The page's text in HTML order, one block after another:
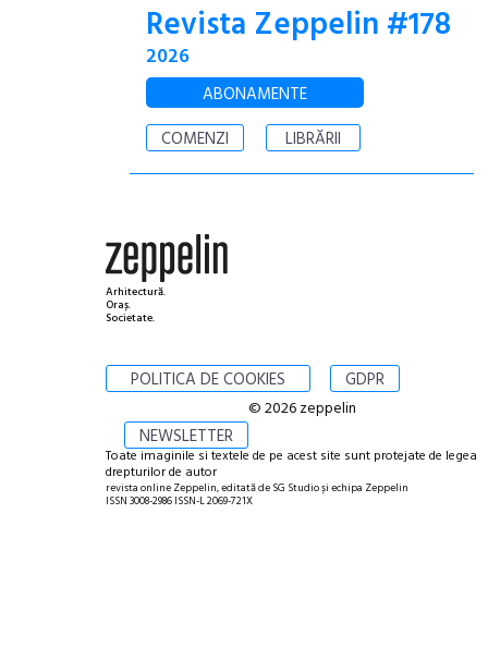
Revista Zeppelin #178
2026
ABONAMENTE
COMENZI
LIBRĂRII
Arhitectură.
Oraș.
Societate.
POLITICA DE COOKIES GDPR
NEWSLETTER
© 2026 zeppelin
Toate imaginile si textele de pe acest site sunt protejate de legea
drepturilor de autor
revista online Zeppelin, editată de SG Studio și echipa Zeppelin
ISSN 3008-2986 ISSN-L 2069-721X